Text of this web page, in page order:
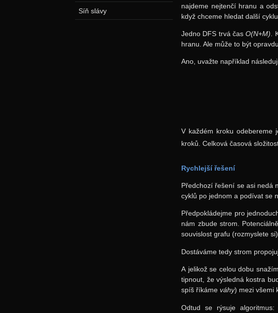
najdeme nejtenčí hranu a
když chceme hledat další
Jedno DFS trvá časO(N+M) .
hranu. Ale může to být
Ano, uvažte například
V každém kroku odebereme
kroků. Celková časová
Rychlejší řešení
Předchozí řešení se asi nedá
cyklů po jednom a podívat se
Předpokládejme pro
nám zbude strom.
souvislost grafu (rozmyslete
Dostáváme tedy strom
A jelikož se celou dobu
tipnout, že výsledná kostra
spíš říkámeváhy) mezi všemi
Odtud se rýsuje
Síň slávy